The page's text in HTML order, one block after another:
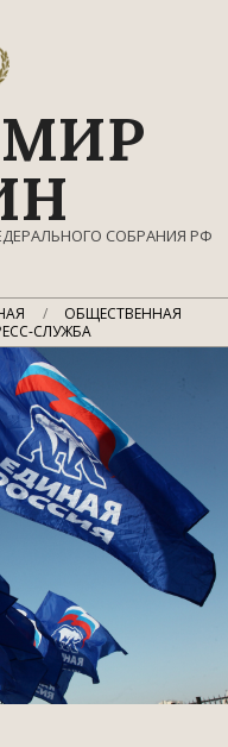
СОБРАНИЯ РФ
ОБЩЕСТВЕННАЯ
СЛУЖБА